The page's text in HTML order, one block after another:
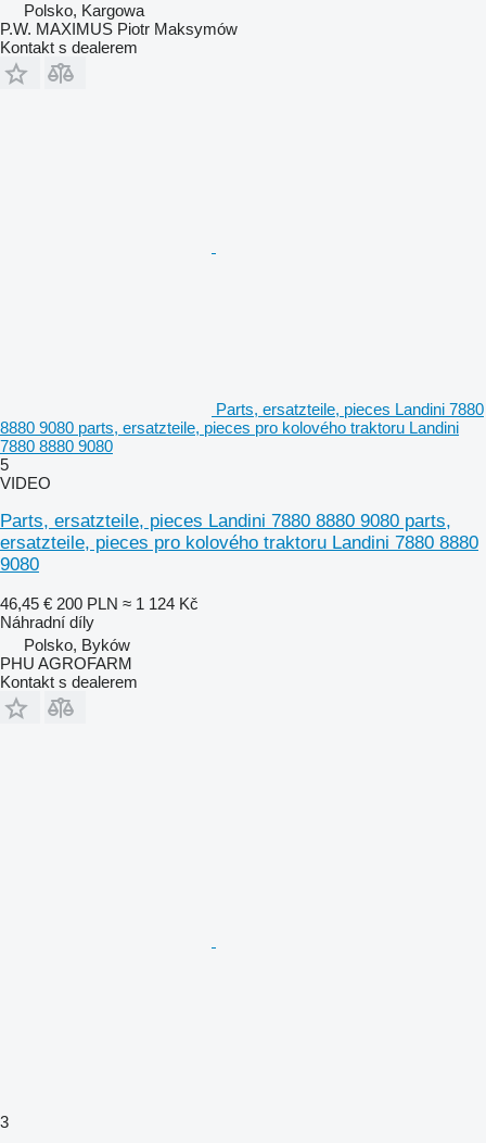
Polsko, Kargowa
P.W. MAXIMUS Piotr Maksymów
Kontakt s dealerem
Parts, ersatzteile, pieces Landini 7880
8880 9080 parts, ersatzteile, pieces pro kolového traktoru Landini
7880 8880 9080
5
VIDEO
Parts, ersatzteile, pieces Landini 7880 8880 9080 parts,
ersatzteile, pieces pro kolového traktoru Landini 7880 8880
9080
46,45 € 200 PLN ≈ 1 124 Kč
Náhradní díly
Polsko, Byków
PHU AGROFARM
Kontakt s dealerem
3